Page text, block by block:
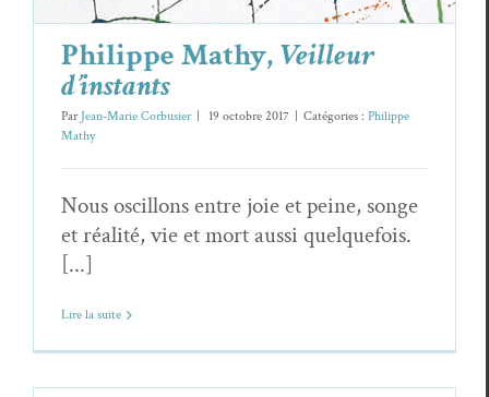
Philippe Mathy,Veilleur
d’instants
Par Jean-Marie Corbusier 19 octobre 2017 Catégories : Philippe
Mathy
Nous oscillons entre joie et peine, songe
et réalité, vie et mort aussi quelquefois.
[...]
Lire la suite